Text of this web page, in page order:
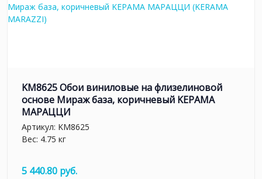
KM8625 Обои виниловые на флизелиновой
основе Мираж база, коричневый KЕРАМА
МАРАЦЦИ
Артикул: KM8625
Вес: 4.75 кг
5 440.80 руб.